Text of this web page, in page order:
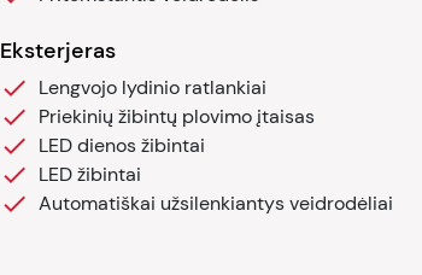
Eksterjeras
Lengvojo lydinio ratlankiai
Priekinių žibintų plovimo įtaisas
LED dienos žibintai
LED žibintai
Automatiškai užsilenkiantys veidrodėliai